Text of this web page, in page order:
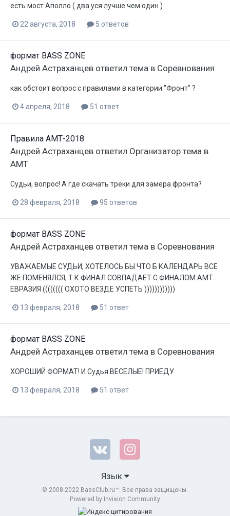
есть мост Аполло ( два уся лучше чем один )
22 августа, 2018 5 ответов
формат BASS ZONE
Андрей Астраханцев ответил тема в Соревнования
как обстоит вопрос с правилами в категории "Фронт" ?
4 апреля, 2018 51 ответ
Правила АМТ-2018
Андрей Астраханцев ответил Организатор тема в
АМТ
Судьи, вопрос! А где скачать треки для замера фронта?
28 февраля, 2018 95 ответов
формат BASS ZONE
Андрей Астраханцев ответил тема в Соревнования
УВАЖАЕМЫЕ СУДЬИ, ХОТЕЛОСЬ БЫ ЧТО Б КАЛЕНДАРЬ ВСЕ
ЖЕ ПОМЕНЯЛСЯ, Т.К ФИНАЛ СОВПАДАЕТ С ФИНАЛОМ АМТ
ЕВРАЗИЯ (((((((( ОХОТО ВЕЗДЕ УСПЕТЬ ))))))))))))
13 февраля, 2018 51 ответ
формат BASS ZONE
Андрей Астраханцев ответил тема в Соревнования
ХОРОШИЙ ФОРМАТ! И Судья ВЕСЕЛЫЕ! ПРИЕДУ
13 февраля, 2018 51 ответ
Язык
© 2008-2022 BassClub.ru™. Все права защищены.
Powered by Invision Community